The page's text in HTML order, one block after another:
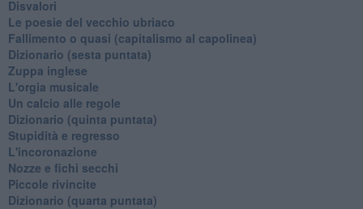
Disvalori
Le poesie del vecchio ubriaco
Fallimento o quasi (capitalismo al capolinea)
Dizionario (sesta puntata)
Zuppa inglese
L'orgia musicale
Un calcio alle regole
Dizionario (quinta puntata)
Stupidità e regresso
L'incoronazione
Nozze e fichi secchi
Piccole rivincite
​Dizionario (quarta puntata)